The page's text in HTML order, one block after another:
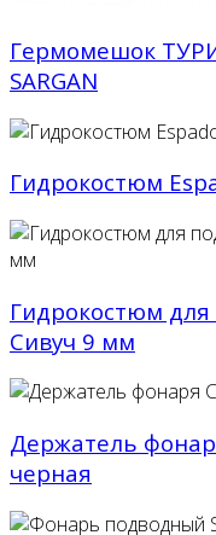
Гермомешок
SARGAN
Гидрокостюм
Гидрокостюм для
Сивуч 9 мм
Держатель
черная